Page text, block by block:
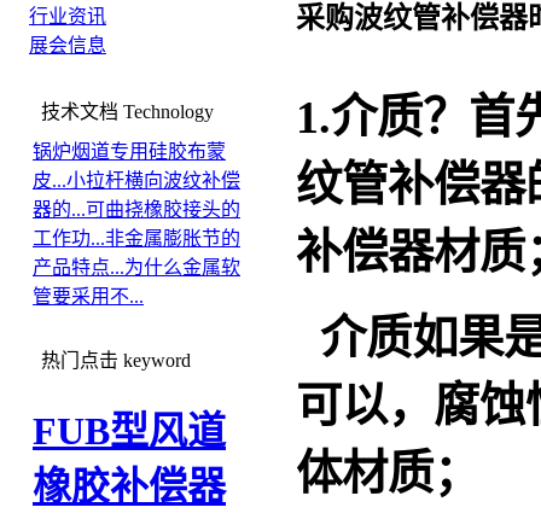
行业资讯
展会信息
技术文档 Technology
锅炉烟道专用硅胶布蒙
皮...小拉杆横向波纹补偿
器的...可曲挠橡胶接头的
工作功...非金属膨胀节的
产品特点...为什么金属软
管要采用不...
热门点击 keyword
FUB型风道
橡胶补偿器
采购波纹管补偿器
1.介质？首
纹管补偿器
补偿器材质
介质如果
可以，腐
体材质；